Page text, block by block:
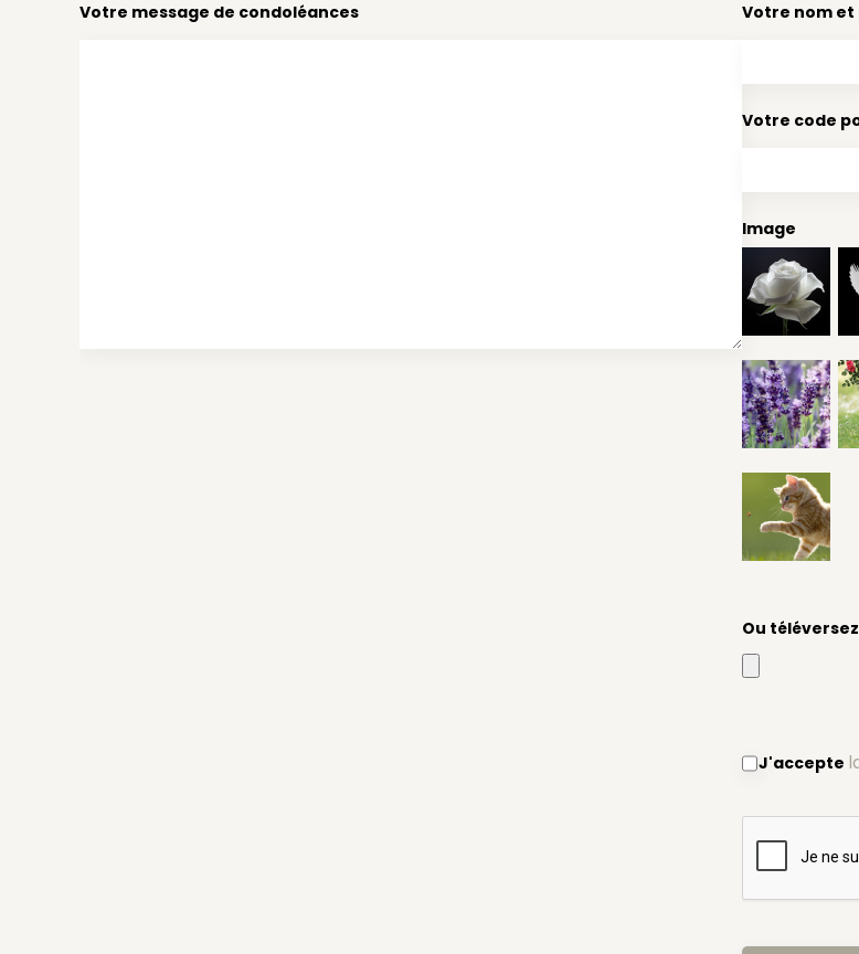
Votre message de condoléances Votre nom et
Votre code
Image
Ou
J'accepte